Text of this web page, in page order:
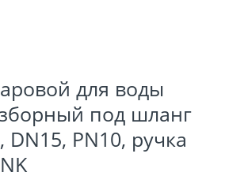
для воды
под шланг
DN15, PN10, ручка